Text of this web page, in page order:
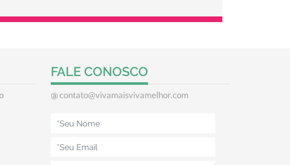
FALE CONOSCO
@contato@vivamaisvivamelhor.com